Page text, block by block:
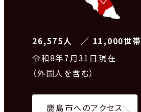
26,575人 ／ 11,000世帯
令和8年7月31日現在
（外国人を含む）
鹿島市へのアクセス